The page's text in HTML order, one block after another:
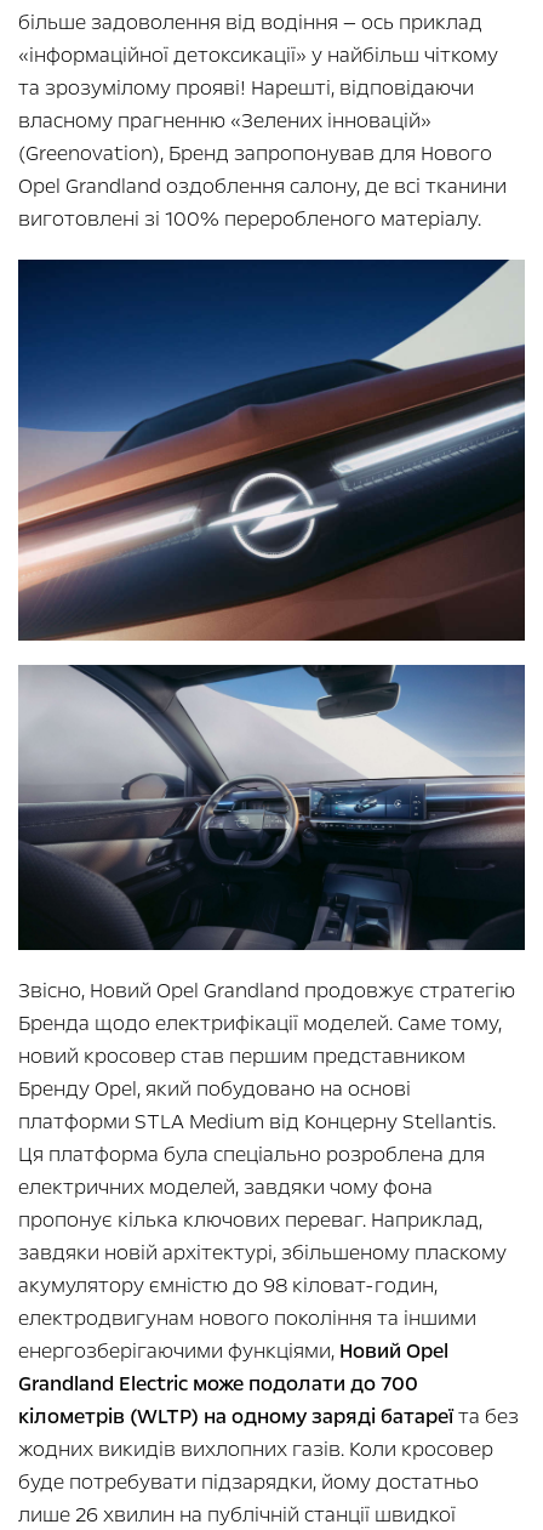
більше задоволення від водіння — ось приклад
«інформаційної детоксикації» у найбільш чіткому
та зрозумілому прояві! Нарешті, відповідаючи
власному прагненню «Зелених інновацій»
(Greenovation), Бренд запропонував для Нового
Opel Grandland оздоблення салону, де всі тканини
виготовлені зі 100% переробленого матеріалу.
Звісно, Новий Opel Grandland продовжує стратегію
Бренда щодо електрифікації моделей. Саме тому,
новий кросовер став першим представником
Бренду Opel, який побудовано на основі
платформи STLA Medium від Концерну Stellantis.
Ця платформа була спеціально розроблена для
електричних моделей, завдяки чому фона
пропонує кілька ключових переваг. Наприклад,
завдяки новій архітектурі, збільшеному пласкому
акумулятору ємністю до 98 кіловат-годин,
електродвигунам нового покоління та іншими
енергозберігаючими функціями, Новий Opel
Grandland Electric може подолати до 700
кілометрів (WLTP) на одному заряді батареїта без
жодних викидів вихлопних газів. Коли кросовер
буде потребувати підзарядки, йому достатньо
лише 26 хвилин на публічній станції швидкої